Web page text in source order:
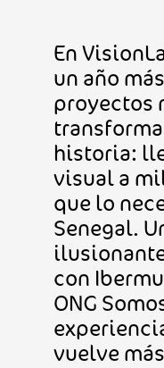
En
un año
proyectos
historia:
visual a
que lo
Senegal.
con
ONG
vuelve